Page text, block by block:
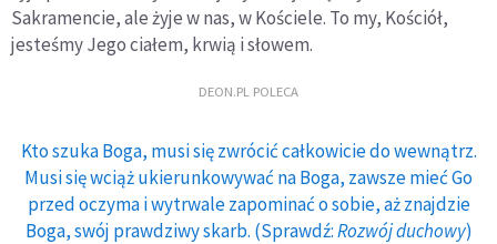
Sakramencie, ale żyje w nas, w Kościele. To my, Kościół,
jesteśmy Jego ciałem, krwią i słowem.
DEON.PL POLECA
Kto szuka Boga, musi się zwrócić całkowicie do wewnątrz.
Musi się wciąż ukierunkowywać na Boga, zawsze mieć Go
przed oczyma i wytrwale zapominać o sobie, aż znajdzie
Boga, swój prawdziwy skarb. (Sprawdź:Rozwój duchowy)